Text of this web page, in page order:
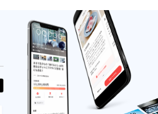
イクル
ポリエ
ステル
フェル
トを使
用した4
層構造
です。
コンパ
クトに
折りた